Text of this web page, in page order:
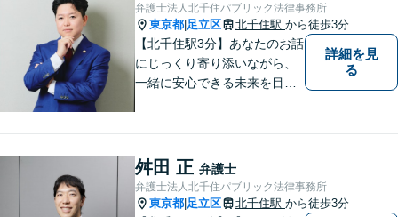
弁護士法人北千住パブリック法律事務所
東京都 足立区 北千住駅 から徒歩3分
【北千住駅3分】あなたのお話
にじっくり寄り添いながら、
一緒に安心できる未来を目指
を目指しています。まずはお
気軽にご相談ください【丁寧
なヒアリング】【完全個室で
詳細を見
る
舛田 正 弁護士
弁護士法人北千住パブリック法律事務所
東京都 足立区 北千住駅 から徒歩3分